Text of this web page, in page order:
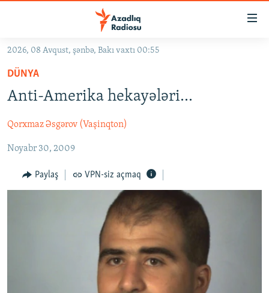
Əsas
qayıt
Əsas
qayıt
keç
#ƏSLINDƏ
FƏRQƏ BAX
QANUNI DOĞRU
ARAŞDIRMA
AZƏRBAYCAN ƏDƏBIYYATI KITABXANASI
2026, 08 Avqust, şənbə, Bakı vaxtı 00:55
DÜNYA
Anti-Amerika hekayələri...
Qorxmaz Əsgərov (Vaşinqton)
Noyabr 30, 2009
Paylaş VPN-siz açmaq